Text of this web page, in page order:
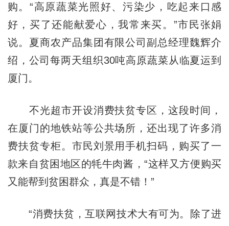
购。“高原蔬菜光照好、污染少，吃起来口感
好，买了还能献爱心，我常来买。”市民张娟
说。夏商农产品集团有限公司副总经理魏辉介
绍，公司每两天组织30吨高原蔬菜从临夏运到
厦门。
不光超市开设消费扶贫专区，这段时间，
在厦门的地铁站等公共场所，还出现了许多消
费扶贫专柜。市民刘景用手机扫码，购买了一
款来自贫困地区的牦牛肉酱，“这样又方便购买
又能帮到贫困群众，真是不错！”
“消费扶贫，互联网技术大有可为。除了进